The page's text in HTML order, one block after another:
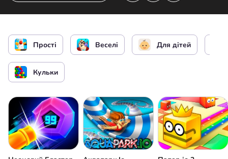
Пересунути льодяник
Прості Веселі Для дітей
Кульки